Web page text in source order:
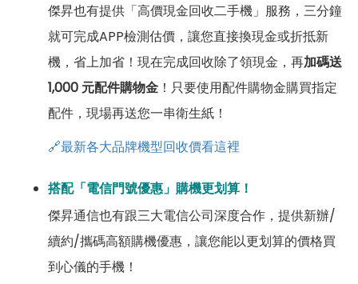
傑昇也有提供「高價現金回收二手機」服務，三分鐘
就可完成APP檢測估價，讓您直接換現金或折抵新
機，省上加省！現在完成回收除了領現金，再加碼送
1,000 元配件購物金 ！只要使用配件購物金購買指定
配件，現場再送您一串衛生紙！
🔗最新各大品牌機型回收價看這裡
搭配「電信門號優惠」購機更划算！
傑昇通信也有跟三大電信公司深度合作，提供新辦/
續約/攜碼高額購機優惠，讓您能以更划算的價格買
到心儀的手機！